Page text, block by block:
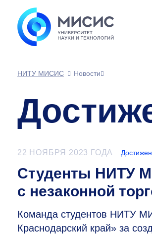
НИТУ МИСИС
Новости
22 НОЯБРЯ 2023 ГОДА
Студенты НИТУ
с незаконной
Команда студентов НИТУ
Краснодарский край» за